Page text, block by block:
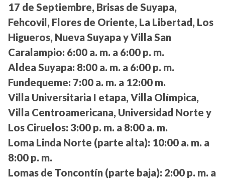
17 de Septiembre, Brisas de Suyapa,
Fehcovil, Flores de Oriente, La Libertad, Los
Higueros, Nueva Suyapa y Villa San
Caralampio: 6:00 a. m. a 6:00 p. m.
Aldea Suyapa: 8:00 a. m. a 6:00 p. m.
Fundequeme: 7:00 a. m. a 12:00 m.
Villa Universitaria I etapa, Villa Olímpica,
Villa Centroamericana, Universidad Norte y
Los Ciruelos: 3:00 p. m. a 8:00 a. m.
Loma Linda Norte (parte alta): 10:00 a. m. a
8:00 p. m.
Lomas de Toncontín (parte baja): 2:00 p. m. a